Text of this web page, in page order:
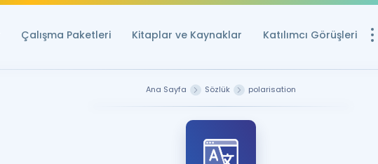
Çalışma Paketleri Kitaplar ve Kaynaklar Katılımcı Görüşleri
Ücretsiz
Ana Sayfa Sözlük polarisation